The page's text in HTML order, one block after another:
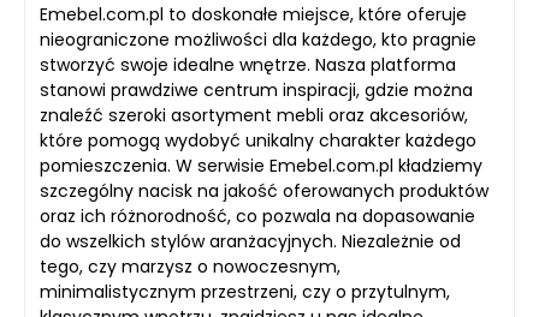
Emebel.com.pl to doskonałe miejsce, które oferuje
nieograniczone możliwości dla każdego, kto pragnie
stworzyć swoje idealne wnętrze. Nasza platforma
stanowi prawdziwe centrum inspiracji, gdzie można
znaleźć szeroki asortyment mebli oraz akcesoriów,
które pomogą wydobyć unikalny charakter każdego
pomieszczenia. W serwisie Emebel.com.pl kładziemy
szczególny nacisk na jakość oferowanych produktów
oraz ich różnorodność, co pozwala na dopasowanie
do wszelkich stylów aranżacyjnych. Niezależnie od
tego, czy marzysz o nowoczesnym,
minimalistycznym przestrzeni, czy o przytulnym,